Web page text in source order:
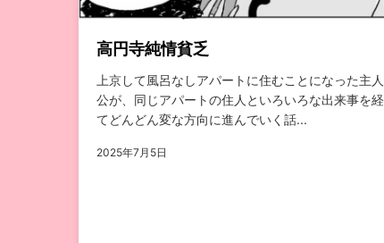
高円寺純情貧乏
上京して風呂なしアパートに住むことになった主人
公が、同じアパートの住人といろいろな出来事を経
てどんどん変な方向に進んでいく話...
2025年7月5日